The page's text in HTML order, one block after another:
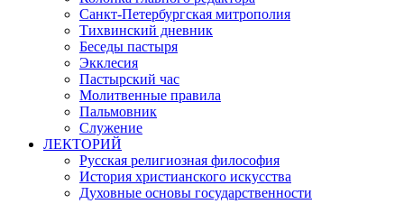
Санкт-Петербургская митрополия
Тихвинский дневник
Беседы пастыря
Экклесия
Пастырский час
Молитвенные правила
Пальмовник
Служение
ЛЕКТОРИЙ
Русская религиозная философия
История христианского искусства
Духовные основы государственности